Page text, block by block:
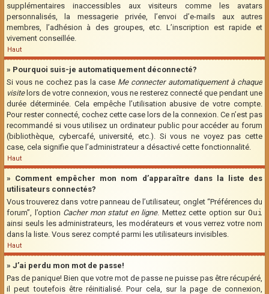
supplémentaires inaccessibles aux visiteurs comme les avatars
personnalisés, la messagerie privée, l’envoi d’e-mails aux autres
membres, l’adhésion à des groupes, etc. L’inscription est rapide et
vivement conseillée.
Haut
» Pourquoi suis-je automatiquement déconnecté?
Si vous ne cochez pas la case Me connecter automatiquement à chaque
visitelors de votre connexion, vous ne resterez connecté que pendant une
durée déterminée. Cela empêche l’utilisation abusive de votre compte.
Pour rester connecté, cochez cette case lors de la connexion. Ce n’est pas
recommandé si vous utilisez un ordinateur public pour accéder au forum
(bibliothèque, cybercafé, université, etc.). Si vous ne voyez pas cette
case, cela signifie que l’administrateur a désactivé cette fonctionnalité.
Haut
» Comment empêcher mon nom d’apparaître dans la liste des
utilisateurs connectés?
Vous trouverez dans votre panneau de l’utilisateur, onglet “Préférences du
forum”, l’option Cacher mon statut en ligne. Mettez cette option surOui
ainsi seuls les administrateurs, les modérateurs et vous verrez votre nom
dans la liste. Vous serez compté parmi les utilisateurs invisibles.
Haut
» J’ai perdu mon mot de passe!
Pas de panique! Bien que votre mot de passe ne puisse pas être récupéré,
il peut toutefois être réinitialisé. Pour cela, sur la page de connexion,